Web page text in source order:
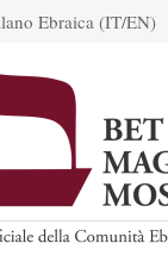
Ebraica (IT/EN)